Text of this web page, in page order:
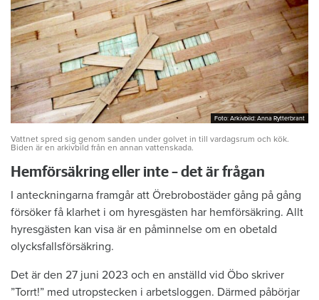
Foto: Arkivbild: Anna Rytterbrant
Foto: Arkivbild: Anna Rytterbrant
Vattnet spred sig genom sanden under golvet in till vardagsrum och kök.
Biden är en arkivbild från en annan vattenskada.
Hemförsäkring eller inte – det är frågan
I anteckningarna framgår att Örebrobostäder gång på gång
försöker få klarhet i om hyresgästen har hemförsäkring. Allt
hyresgästen kan visa är en påminnelse om en obetald
olycksfallsförsäkring.
Det är den 27 juni 2023 och en anställd vid Öbo skriver
”Torrt!” med utropstecken i arbetsloggen. Därmed påbörjar